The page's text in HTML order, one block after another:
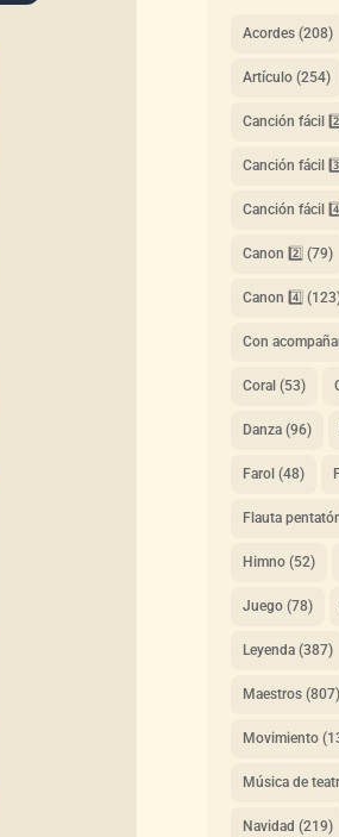
Acordes(208)
Artículo(254)
Canción fácil
Canción fácil
Canción fácil
Canon 2️⃣ (79)
Canon 4️⃣
Con
Coral (53)
Danza(96)
Farol (48)
Flauta
Himno(52)
Juego(78)
Leyenda(387)
Maestros(807)
Movimiento
Música de
Navidad (219)